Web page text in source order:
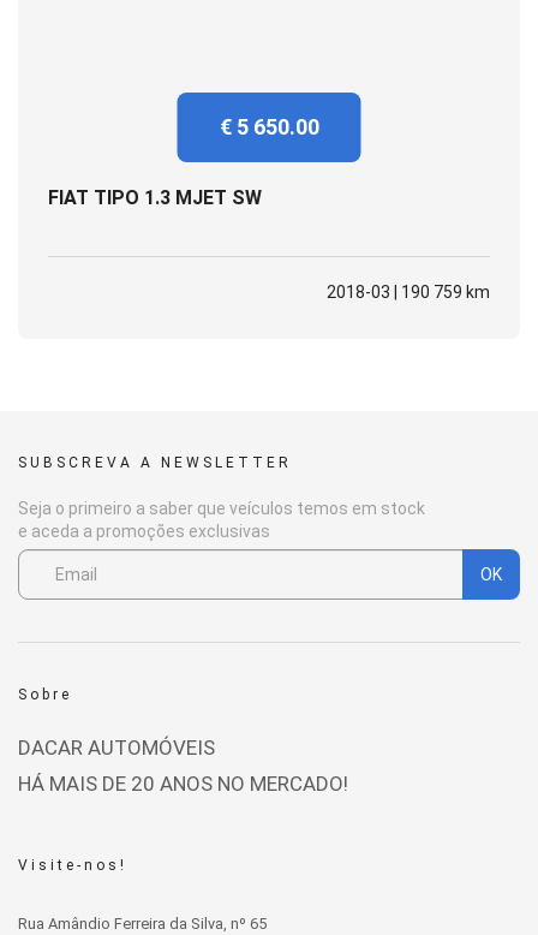
€ 5 650.00
FIAT TIPO 1.3 MJET SW
2018-03 | 190 759 km
SUBSCREVA A NEWSLETTER
Seja o primeiro a saber que veículos temos em stock
e aceda a promoções exclusivas
OK
Sobre
DACAR AUTOMÓVEIS
HÁ MAIS DE 20 ANOS NO MERCADO!
Visite-nos!
Rua Amândio Ferreira da Silva, nº 65